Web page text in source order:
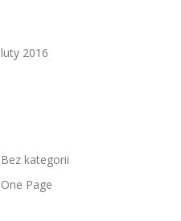
luty 2016
Bez kategorii
One Page